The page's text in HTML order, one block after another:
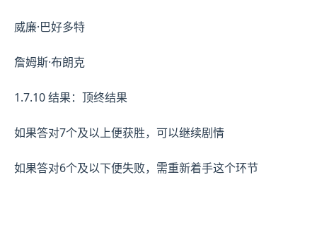
威廉·巴好多特
詹姆斯·布朗克
1.7.10 结果：顶终结果
如果答对7个及以上便获胜，可以继续剧情
如果答对6个及以下便失败，需重新着手这个环节